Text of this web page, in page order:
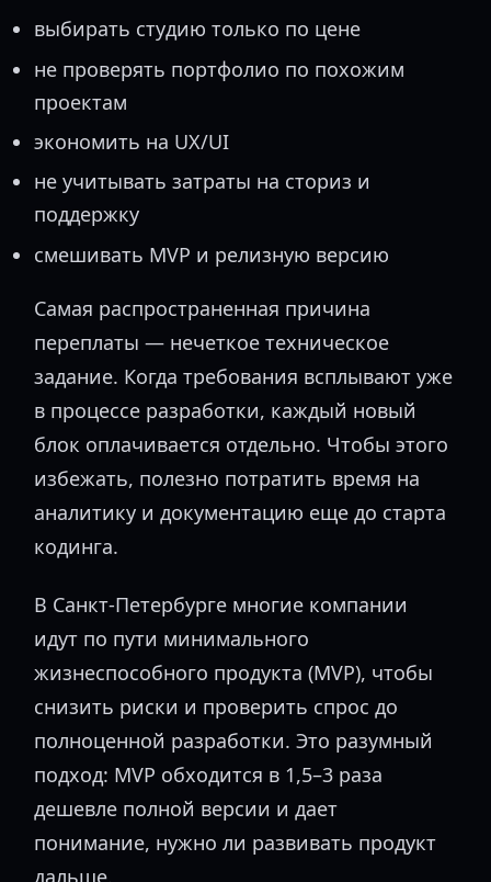
выбирать студию только по цене
не проверять портфолио по похожим
проектам
экономить на UX/UI
не учитывать затраты на сториз и
поддержку
смешивать MVP и релизную версию
Самая распространенная причина
переплаты — нечеткое техническое
задание. Когда требования всплывают уже
в процессе разработки, каждый новый
блок оплачивается отдельно. Чтобы этого
избежать, полезно потратить время на
аналитику и документацию еще до старта
кодинга.
В Санкт-Петербурге многие компании
идут по пути минимального
жизнеспособного продукта (MVP), чтобы
снизить риски и проверить спрос до
полноценной разработки. Это разумный
подход: MVP обходится в 1,5–3 раза
дешевле полной версии и дает
понимание, нужно ли развивать продукт
дальше.